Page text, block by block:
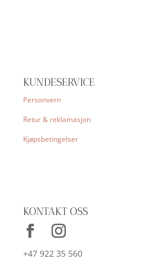
KUNDESERVICE
Personvern
Retur & reklamasjon
Kjøpsbetingelser
KONTAKT OSS
+47 922 35 560